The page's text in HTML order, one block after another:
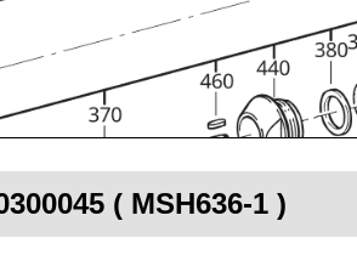
( MSH636-1 )